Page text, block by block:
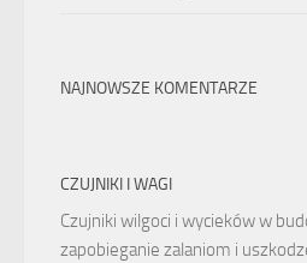
NAJNOWSZE KOMENTARZE
CZUJNIKI I WAGI
Czujniki wilgoci i wycieków w
zapobieganie zalaniom i